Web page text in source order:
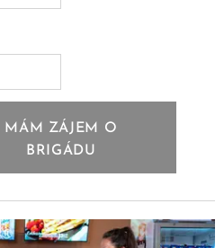
MÁM ZÁJEM O
BRIGÁDU